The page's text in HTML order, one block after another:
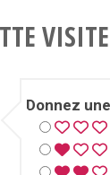
VISITE
Donnez